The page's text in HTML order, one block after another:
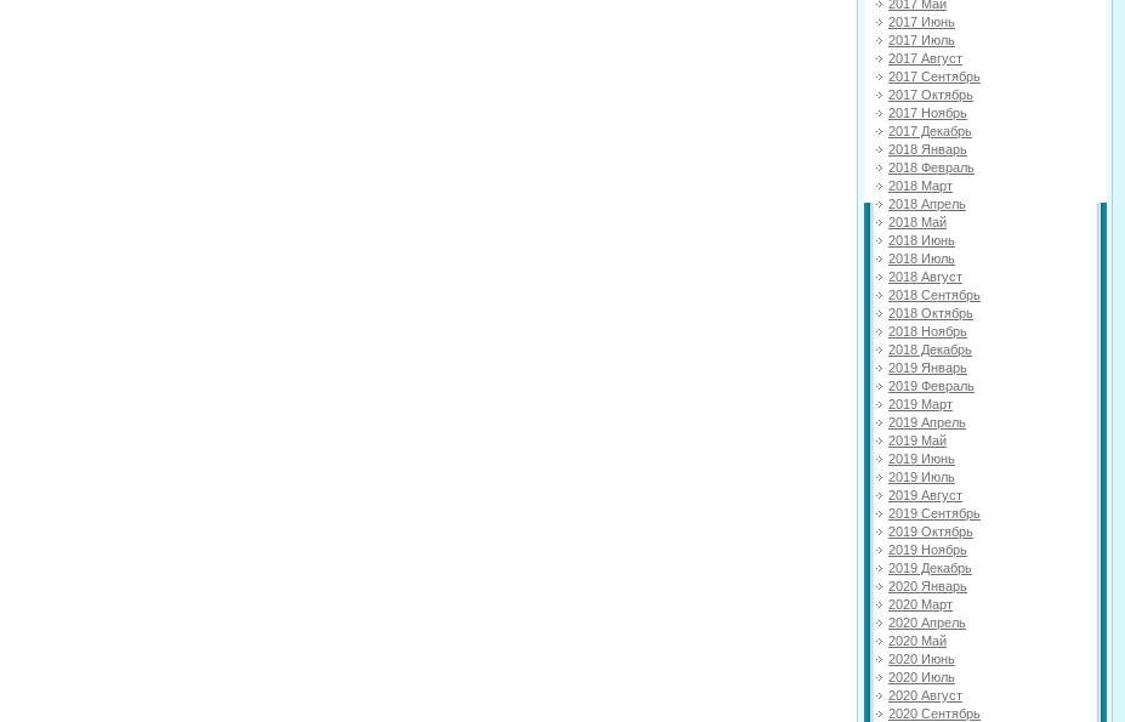
2017 Май
2017 Июнь
2017 Июль
2017 Август
2017 Сентябрь
2017 Октябрь
2017 Ноябрь
2017 Декабрь
2018 Январь
2018 Февраль
2018 Март
2018 Апрель
2018 Май
2018 Июнь
2018 Июль
2018 Август
2018 Сентябрь
2018 Октябрь
2018 Ноябрь
2018 Декабрь
2019 Январь
2019 Февраль
2019 Март
2019 Апрель
2019 Май
2019 Июнь
2019 Июль
2019 Август
2019 Сентябрь
2019 Октябрь
2019 Ноябрь
2019 Декабрь
2020 Январь
2020 Март
2020 Апрель
2020 Май
2020 Июнь
2020 Июль
2020 Август
2020 Сентябрь